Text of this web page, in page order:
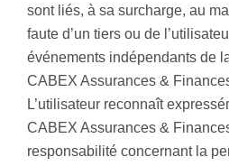
sont liés, à sa surcharge, au
faute d’un tiers ou de
événements indépendants de
CABEX Assurances &
L’utilisateur reconnaît
CABEX Assurances &
responsabilité concernant la